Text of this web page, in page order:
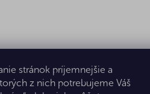
stránok príjemnejšie a
z nich potrebujeme Váš